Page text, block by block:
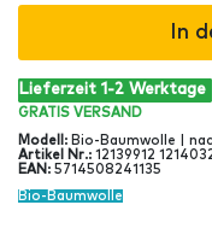
In
Lieferzeit 1-2 Werktage
GRATIS VERSAND
Modell : Bio-Baumwolle |
Artikel Nr.: 12139912
EAN : 5714508241135
Bio-Baumwolle